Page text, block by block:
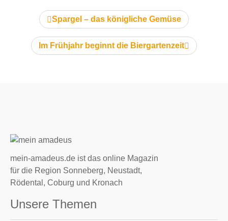
vorheriger Artikel:
Spargel – das königliche Gemüse
nächster Artikel:
Im Frühjahr beginnt die Biergartenzeit
mein-amadeus.de ist das online Magazin
für die Region Sonneberg, Neustadt,
Rödental, Coburg und Kronach
Unsere Themen